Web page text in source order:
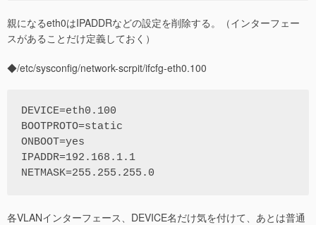
親になるeth0はIPADDRなどの設定を削除する。（インターフェー
スがあることだけ定義しておく）
◆/etc/sysconfig/network-scrpit/ifcfg-eth0.100
DEVICE=eth0.100
BOOTPROTO=static
ONBOOT=yes
IPADDR=192.168.1.1
各VLANインターフェース、DEVICE名だけ気を付けて、あとは普通